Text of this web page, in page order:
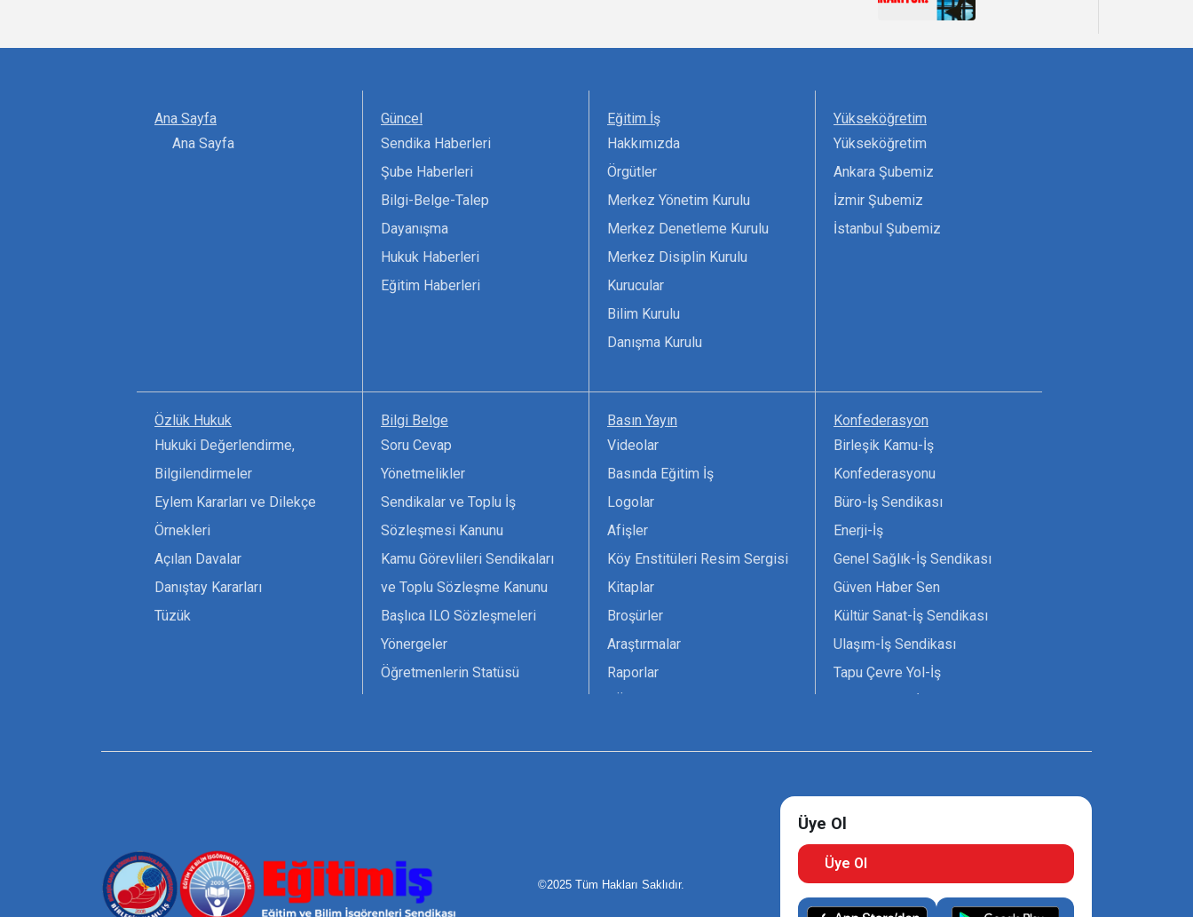
Ana Sayfa
Ana Sayfa
Güncel
Sendika Haberleri
Şube Haberleri
Bilgi-Belge-Talep
Dayanışma
Hukuk Haberleri
Eğitim Haberleri
Eğitim İş
Hakkımızda
Örgütler
Merkez Yönetim Kurulu
Merkez Denetleme Kurulu
Merkez Disiplin Kurulu
Kurucular
Bilim Kurulu
Danışma Kurulu
Yükseköğretim
Yükseköğretim
Ankara Şubemiz
İzmir Şubemiz
İstanbul Şubemiz
Özlük Hukuk
Hukuki Değerlendirme,
Bilgilendirmeler
Eylem Kararları ve Dilekçe
Örnekleri
Açılan Davalar
Danıştay Kararları
Tüzük
Bilgi Belge
Soru Cevap
Yönetmelikler
Sendikalar ve Toplu İş
Sözleşmesi Kanunu
Kamu Görevlileri Sendikaları
ve Toplu Sözleşme Kanunu
Başlıca ILO Sözleşmeleri
Yönergeler
Öğretmenlerin Statüsü
Seçim Formları
Basın Yayın
Videolar
Basında Eğitim İş
Logolar
Afişler
Köy Enstitüleri Resim Sergisi
Kitaplar
Broşürler
Araştırmalar
Raporlar
Pankartlar
Konfederasyon
Birleşik Kamu-İş
Konfederasyonu
Büro-İş Sendikası
Enerji-İş
Genel Sağlık-İş Sendikası
Güven Haber Sen
Kültür Sanat-İş Sendikası
Ulaşım-İş Sendikası
Tapu Çevre Yol-İş
Uzman Diyanet - Sen
©2025 Tüm Hakları Saklıdır.
Üye Ol
Üye Ol